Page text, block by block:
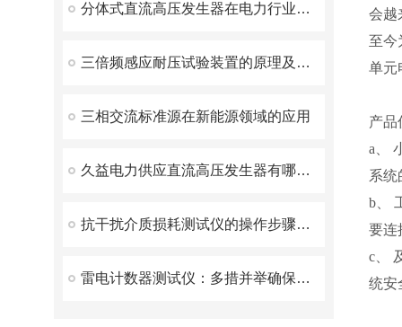
分体式直流高压发生器在电力行业中的应用
三倍频感应耐压试验装置的原理及日常维护策略
三相交流标准源在新能源领域的应用
久益电力供应直流高压发生器有哪些优点？
抗干扰介质损耗测试仪的操作步骤与注意事项
雷电计数器测试仪：多措并举确保测试结果精准可靠
会越
至今
单元
产品
a、
系统
b、
要连
c、
统安